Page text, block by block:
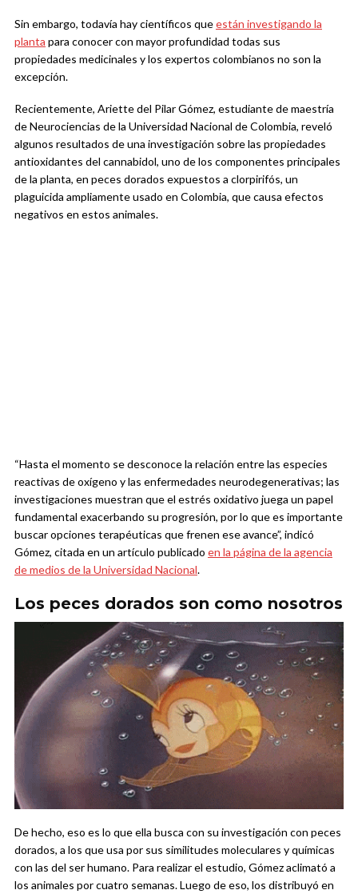
Sin embargo, todavía hay científicos queestán investigando la
planta para conocer con mayor profundidad todas sus
propiedades medicinales y los expertos colombianos no son la
excepción.
Recientemente, Ariette del Pilar Gómez, estudiante de maestría
de Neurociencias de la Universidad Nacional de Colombia, reveló
algunos resultados de una investigación sobre las propiedades
antioxidantes del cannabidol, uno de los componentes principales
de la planta, en peces dorados expuestos a clorpirifós, un
plaguicida ampliamente usado en Colombia, que causa efectos
negativos en estos animales.
“Hasta el momento se desconoce la relación entre las especies
reactivas de oxígeno y las enfermedades neurodegenerativas; las
investigaciones muestran que el estrés oxidativo juega un papel
fundamental exacerbando su progresión, por lo que es importante
buscar opciones terapéuticas que frenen ese avance”, indicó
Gómez, citada en un artículo publicado en la página de la agencia
de medios de la Universidad Nacional.
Los peces dorados son como nosotros
De hecho, eso es lo que ella busca con su investigación con peces
dorados, a los que usa por sus similitudes moleculares y químicas
con las del ser humano. Para realizar el estudio, Gómez aclimató a
los animales por cuatro semanas. Luego de eso, los distribuyó en